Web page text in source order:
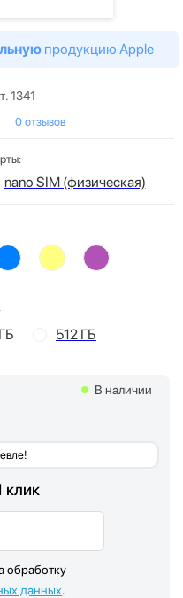
продукцию Apple
1341
0 отзывов
nano SIM (физическая)
512 ГБ
В наличии
клик
обработку
данных.